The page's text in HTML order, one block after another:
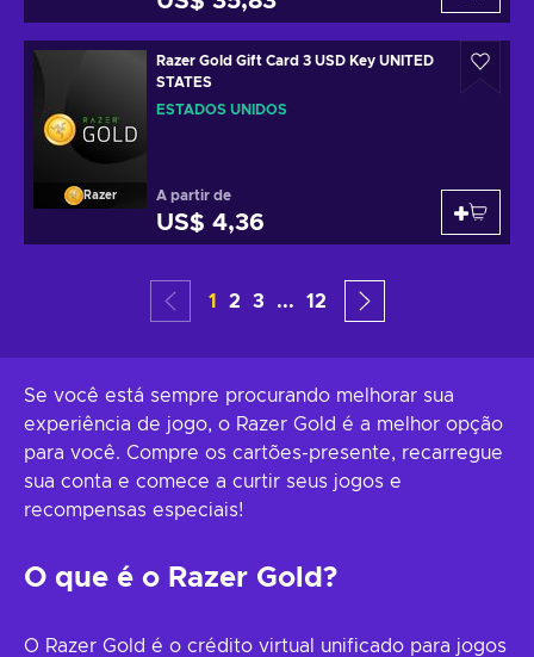
Razer
Razer Gold Gift Card 3 USD Key UNITED
STATES
ESTADOS UNIDOS
A partir de
US$ 4,36
1 2 3 ... 12
Se você está sempre procurando melhorar sua
experiência de jogo, o Razer Gold é a melhor opção
para você. Compre os cartões-presente, recarregue
sua conta e comece a curtir seus jogos e
recompensas especiais!
O que é o Razer Gold?
O Razer Gold é o crédito virtual unificado para jogos